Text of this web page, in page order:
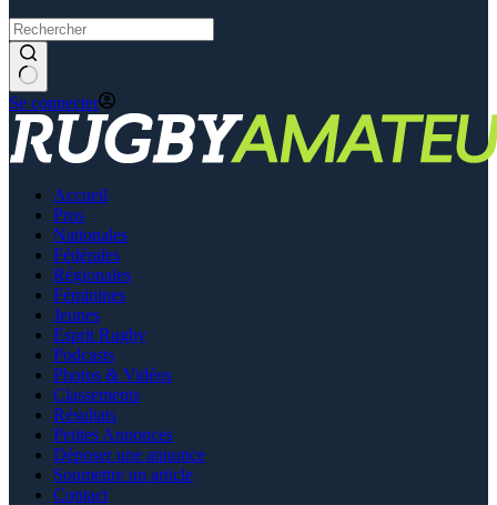
Se connecter
Accueil
Pros
Nationales
Fédérales
Régionales
Féminines
Jeunes
Esprit Rugby
Podcasts
Photos & Vidéos
Classements
Résultats
Petites Annonces
Déposer une annonce
Soumettre un article
Contact